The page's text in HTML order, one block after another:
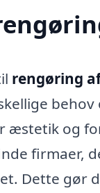
rengøring
æstetik og
firmaer,
Dette gør